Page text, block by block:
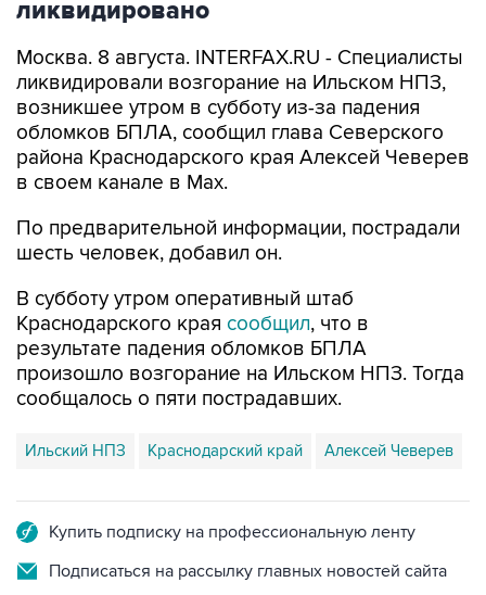
ликвидировано
Москва. 8 августа. INTERFAX.RU - Специалисты
ликвидировали возгорание на Ильском НПЗ,
возникшее утром в субботу из-за падения
обломков БПЛА, сообщил глава Северского
района Краснодарского края Алексей Чеверев
в своем канале в Max.
По предварительной информации, пострадали
шесть человек, добавил он.
В субботу утром оперативный штаб
Краснодарского края сообщил, что в
результате падения обломков БПЛА
произошло возгорание на Ильском НПЗ. Тогда
сообщалось о пяти пострадавших.
Ильский НПЗ Краснодарский край Алексей Чеверев
Купить подписку на профессиональную ленту
Подписаться на рассылку главных новостей сайта